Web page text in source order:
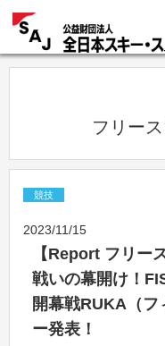
競技
2023/11/15
【Report フリー
戦いの幕開け！
開幕戦RUKA（
ー発表！